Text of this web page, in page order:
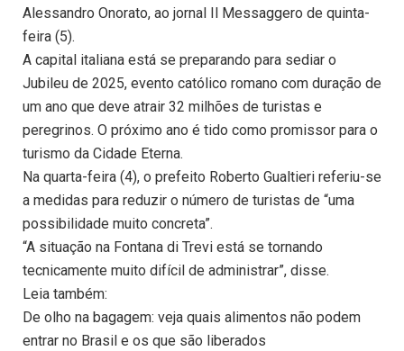
Alessandro Onorato, ao jornal Il Messaggero de quinta-
feira (5).
A capital italiana está se preparando para sediar o
Jubileu de 2025, evento católico romano com duração de
um ano que deve atrair 32 milhões de turistas e
peregrinos. O próximo ano é tido como promissor para o
turismo da Cidade Eterna.
Na quarta-feira (4), o prefeito Roberto Gualtieri referiu-se
a medidas para reduzir o número de turistas de “uma
possibilidade muito concreta”.
“A situação na Fontana di Trevi está se tornando
tecnicamente muito difícil de administrar”, disse.
Leia também:
De olho na bagagem: veja quais alimentos não podem
entrar no Brasil e os que são liberados